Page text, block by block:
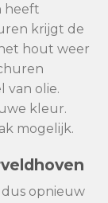
heeft
krijgt de
hout weer
van olie.
kleur.
mogelijk.
opnieuw